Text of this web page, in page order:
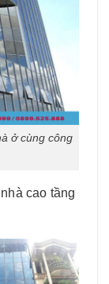
ở cùng công
cao tầng